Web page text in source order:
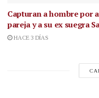
Capturan a hombre por
pareja y a su ex suegra
HACE 3 DÍAS